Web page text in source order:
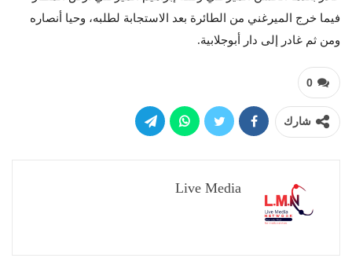
فيما خرج الميرغني من الطائرة بعد الاستجابة لطلبه، وحيا أنصاره
ومن ثم غادر إلى دار أبوجلابية.
0
شارك
Live Media